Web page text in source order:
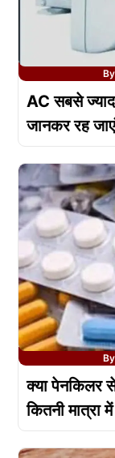
By
AC सबसे
जानकर रह
By
क्या पेनकिलर
कितनी मात्रा